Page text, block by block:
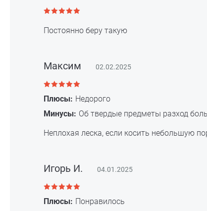
Постоянно беру такую
Максим 02.02.2025
Плюсы: Недорого
Минусы: Об твердые предметы разход
Неплохая леска, если косить небольшую
Игорь И. 04.01.2025
Плюсы: Понравилось